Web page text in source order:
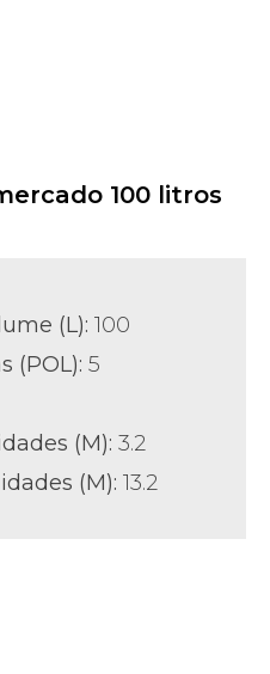
100 litros
(L): 100
(POL): 5
(M): 3.2
(M): 13.2